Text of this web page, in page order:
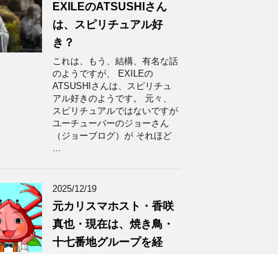
EXILEのATSUSHIさん
は、スピリチュアル好
き？
これは、もう、結構、有名な話
のようですが、 EXILEの
ATSUSHIさんは、スピリチュ
アル好きのようです。 元々、
スピリチュアルではないですが
ユーチューバーのジョーさん
（ジョーブログ）が それほど
...
2025/12/19
元カリスマホスト・香咲
真也・現在は、焼き鳥・
十七番地グループを経